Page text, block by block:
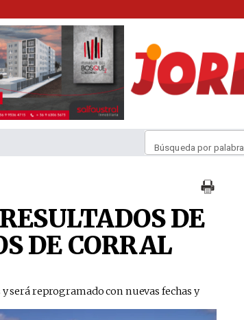
Búsqueda por palabra
DE
DE CORRAL
será reprogramado con nuevas fechas y